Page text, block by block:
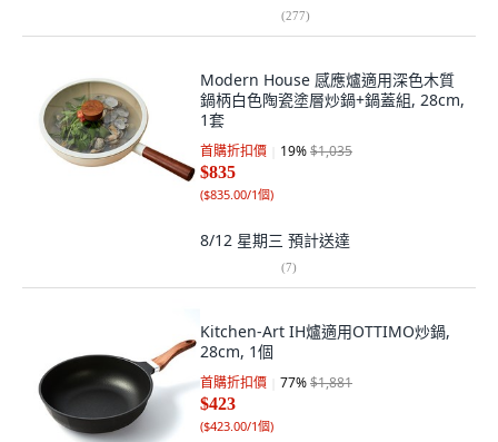
(277)
Modern House 感應爐適用深色木質
鍋柄白色陶瓷塗層炒鍋+鍋蓋組, 28cm,
1套
首購折扣價 19%$1,035
$835
($835.00/1個)
8/12 星期三 預計送達
(7)
Kitchen-Art IH爐適用OTTIMO炒鍋,
28cm, 1個
首購折扣價 77%$1,881
$423
($423.00/1個)